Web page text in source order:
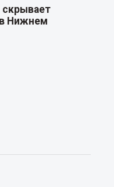
скрывает
Нижнем